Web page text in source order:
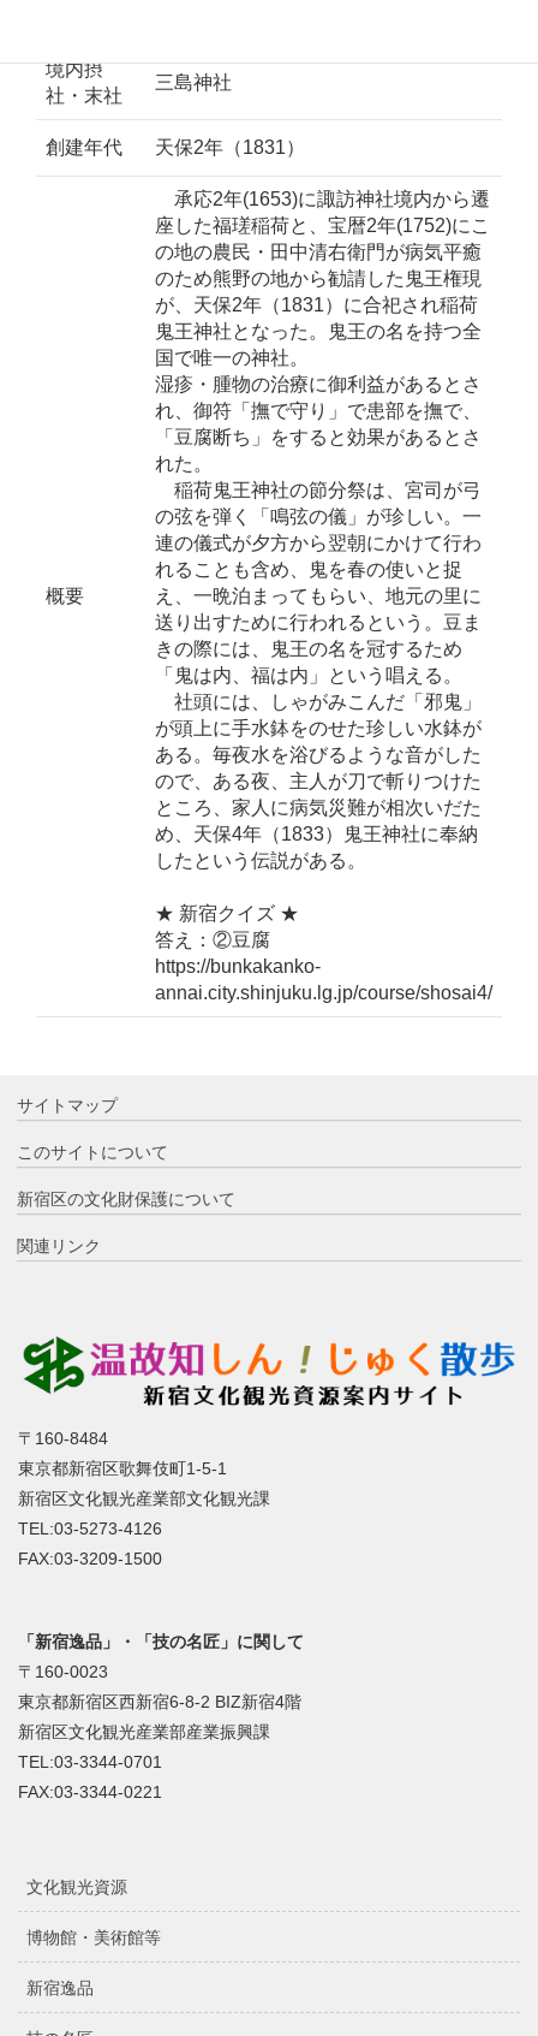
境内摂
社・末社
三島神社
創建年代 天保2年（1831）
概要
承応2年(1653)に諏訪神社境内から遷
座した福瑳稲荷と、宝暦2年(1752)にこ
の地の農民・田中清右衛門が病気平癒
のため熊野の地から勧請した鬼王権現
が、天保2年（1831）に合祀され稲荷
鬼王神社となった。鬼王の名を持つ全
国で唯一の神社。
湿疹・腫物の治療に御利益があるとさ
れ、御符「撫で守り」で患部を撫で、
「豆腐断ち」をすると効果があるとさ
れた。
稲荷鬼王神社の節分祭は、宮司が弓
の弦を弾く「鳴弦の儀」が珍しい。一
連の儀式が夕方から翌朝にかけて行わ
れることも含め、鬼を春の使いと捉
え、一晩泊まってもらい、地元の里に
送り出すために行われるという。豆ま
きの際には、鬼王の名を冠するため
「鬼は内、福は内」という唱える。
社頭には、しゃがみこんだ「邪鬼」
が頭上に手水鉢をのせた珍しい水鉢が
ある。毎夜水を浴びるような音がした
ので、ある夜、主人が刀で斬りつけた
ところ、家人に病気災難が相次いだた
め、天保4年（1833）鬼王神社に奉納
したという伝説がある。
★ 新宿クイズ ★
答え：②豆腐
https://bunkakanko-
annai.city.shinjuku.lg.jp/course/shosai4/
サイトマップ
このサイトについて
新宿区の文化財保護について
関連リンク
〒160-8484
東京都新宿区歌舞伎町1-5-1
新宿区文化観光産業部文化観光課
TEL:03-5273-4126
FAX:03-3209-1500
「新宿逸品」・「技の名匠」に関して
〒160-0023
東京都新宿区西新宿6-8-2 BIZ新宿4階
新宿区文化観光産業部産業振興課
TEL:03-3344-0701
FAX:03-3344-0221
文化観光資源
博物館・美術館等
新宿逸品